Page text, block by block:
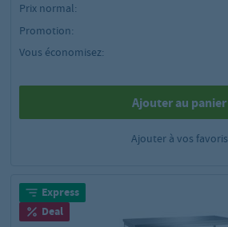
Prix normal:
Promotion:
Vous économisez:
Ajouter au panier
Ajouter à vos favoris
Express
Deal